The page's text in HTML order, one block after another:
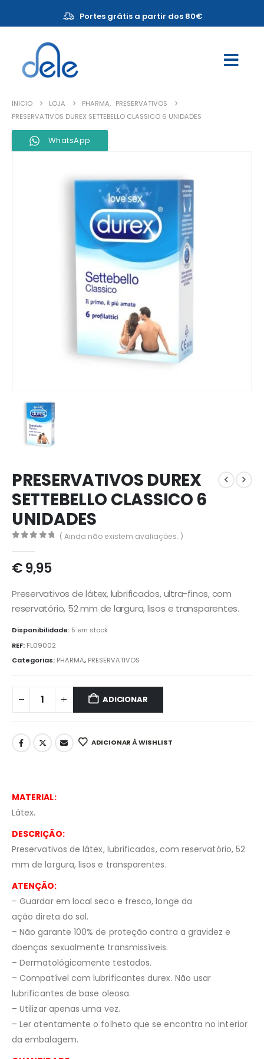
Portes grátis a partir dos 80€
INICIO LOJA PHARMA, PRESERVATIVOS
PRESERVATIVOS DUREX SETTEBELLO CLASSICO 6 UNIDADES
WhatsApp
PRESERVATIVOS DUREX
SETTEBELLO CLASSICO 6
UNIDADES
( Ainda não existem avaliações. )
€9,95
Preservativos de látex, lubrificados, ultra-finos, com
reservatório, 52 mm de largura, lisos e transparentes.
Disponibilidade: 5 em stock
REF: FL09002
Categorias: PHARMA, PRESERVATIVOS
ADICIONAR
ADICIONAR À WISHLIST
MATERIAL:
Látex.
DESCRIÇÃO:
Preservativos de látex, lubrificados, com reservatório, 52
mm de largura, lisos e transparentes.
ATENÇÃO:
– Guardar em local seco e fresco, longe da
ação direta do sol.
– Não garante 100% de proteção contra a gravidez e
doenças sexualmente transmissíveis.
– Dermatológicamente testados.
– Compatível com lubrificantes durex. Não usar
lubrificantes de base oleosa.
– Utilizar apenas uma vez.
– Ler atentamente o folheto que se encontra no interior
da embalagem.